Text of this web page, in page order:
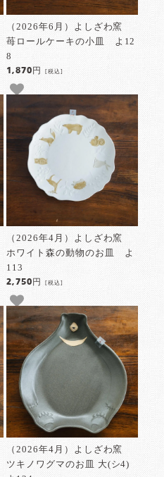
（2026年6月）よしざわ窯
苺ロールケーキの小皿 よ12
8
1,870円 [税込]
（2026年4月）よしざわ窯
ホワイト森の動物のお皿 よ
113
2,750円 [税込]
（2026年4月）よしざわ窯
ツキノワグマのお皿 大(シ4)